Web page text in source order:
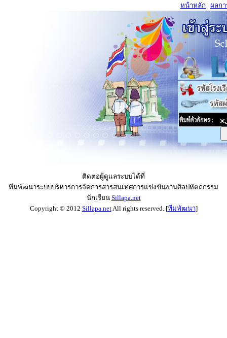
หน้าหลัก | ผลก
ติดต่อผู้ดูแลระบบได้ที่
ทีมพัฒนาระบบบริหารการจัดการสารสนเทศการแข่งขันงานศิลปหัตถกรรม
นักเรียน Sillapa.net
Copyright © 2012 Sillapa.netAll rights reserved. [ทีมพัฒนา]